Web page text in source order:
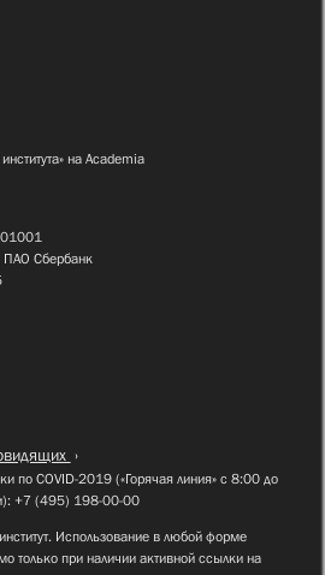
на Academia
Сбербанк
по COVID-2019 («Горячая линия» с 8:00 до
+7 (495) 198-00-00
Использование в любой форме
только при наличии активной ссылки на